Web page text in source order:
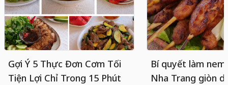
Gợi Ý 5 Thực Đơn Cơm Tối
Tiện Lợi Chỉ Trong 15 Phút
Bí quyết làm
Nha Trang giòn